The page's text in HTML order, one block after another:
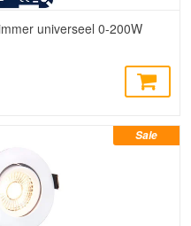
universeel 0-200W
Sale